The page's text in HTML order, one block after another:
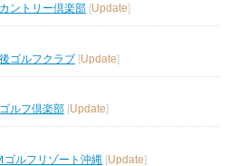
ントリー倶楽部 Update
ゴルフクラブ [Update]
ルフ倶楽部 Update
ゴルフリゾート沖縄 [Update]